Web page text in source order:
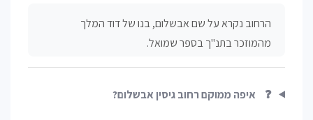
הרחוב נקרא על שם אבשלום, בנו של דוד המלך
מהמוזכר בתנ"ך בספר שמואל.
❓ איפה ממוקם רחוב גיסין אבשלום?